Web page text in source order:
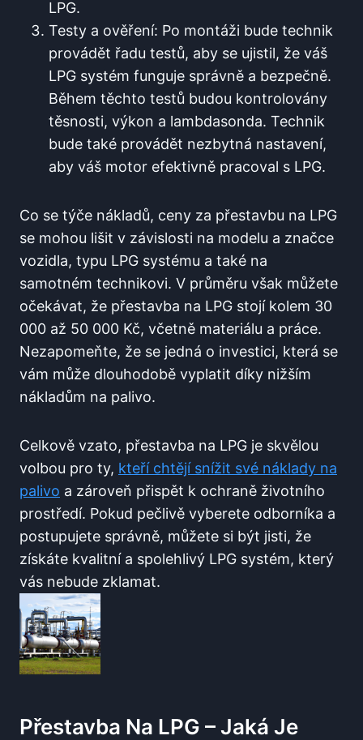
LPG.
Testy a ověření: Po ‍montáži bude technik
provádět⁣ řadu testů, aby se ujistil, že váš
LPG‌ systém funguje⁢ správně a bezpečně.
Během těchto testů budou kontrolovány
těsnosti, výkon a lambdasonda. Technik⁣
bude ‌také provádět nezbytná nastavení,
aby ⁢váš motor efektivně pracoval s LPG.
Co ⁣se‍ týče nákladů, ceny za‌ přestavbu na⁢ LPG
se mohou lišit⁢ v závislosti ‌na modelu a⁣ značce
‌vozidla, typu⁣ LPG ⁣systému‍ a také na⁣
samotném ‍technikovi. V ⁢průměru však ‍můžete
⁢očekávat, ⁢že přestavba ⁣na LPG stojí⁢ kolem⁣ 30
⁢000 až 50 ⁢000 Kč, včetně materiálu a práce.
Nezapomeňte, že se jedná⁤ o investici, která se
‌vám může⁤ dlouhodobě‍ vyplatit ‌díky nižším
⁤nákladům na palivo.
Celkově ​vzato, přestavba na ‍LPG je skvělou
volbou pro ty, kteří chtějí‌ snížit své ⁣náklady⁢ na
palivo ⁢a zároveň přispět k ochraně‍ životního⁤
prostředí. ⁤Pokud pečlivě vyberete odborníka a
postupujete správně, ⁣můžete si být jisti,‌ že⁤
získáte ‌kvalitní a spolehlivý LPG systém, který⁣
vás nebude zklamat.
Přestavba ‍na LPG – ‍jaká Je